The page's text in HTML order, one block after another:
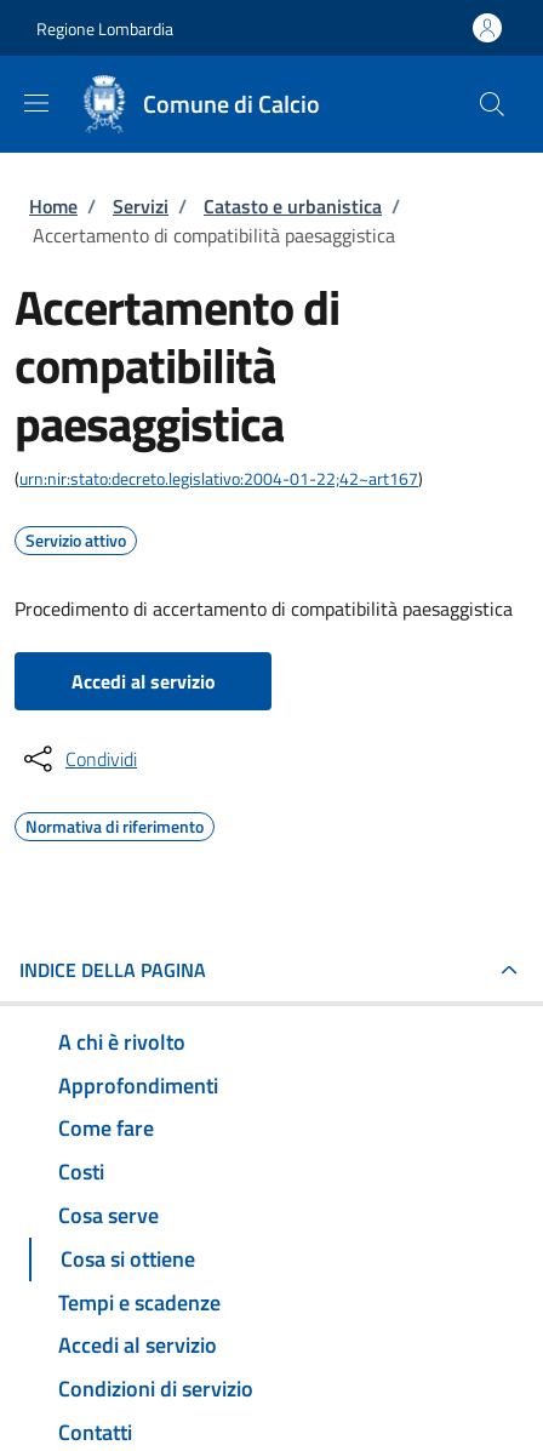
Regione Lombardia
Comune di Calcio
Briciole di pane
Home / Servizi / Catasto e urbanistica /
Accertamento di compatibilità paesaggistica
Accertamento di
compatibilità
paesaggistica
(urn:nir:stato:decreto.legislativo:2004-01-22;42~art167)
Servizio attivo
Procedimento di accertamento di compatibilità paesaggistica
Accedi al servizio
Condividi
Normativa di riferimento
INDICE DELLA PAGINA
A chi è rivolto
Approfondimenti
Come fare
Costi
Cosa serve
Cosa si ottiene
Tempi e scadenze
Accedi al servizio
Condizioni di servizio
Contatti